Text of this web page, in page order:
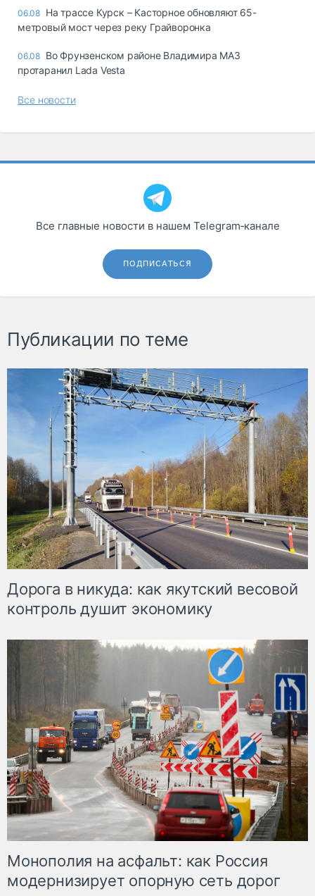
06.08 На трассе Курск – Касторное обновляют 65-
метровый мост через реку Грайворонка
06.08 Во Фрунзенском районе Владимира МАЗ
протаранил Lada Vesta
Все новости
Все главные новости в нашем Telegram‑канале
ПОДПИСАТЬСЯ
Публикации по теме
Дорога в никуда: как якутский весовой
контроль душит экономику
Монополия на асфальт: как Россия
модернизирует опорную сеть дорог